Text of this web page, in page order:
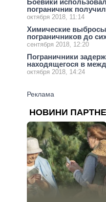
Боевики
пограничник
октября 2018, 11:14
Химические
пограничников до
сентября 2018, 12:20
Пограничники
находящегося в
октября 2018, 14:24